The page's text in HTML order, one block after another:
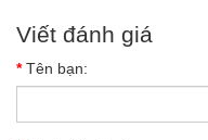
Viết đánh giá
Tên bạn: